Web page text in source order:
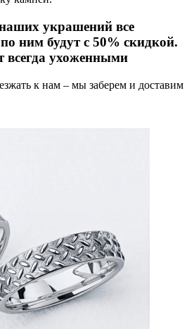
украшений все
ним будут с 50% скидкой.
всегда ухоженными
к нам – мы заберем и доставим